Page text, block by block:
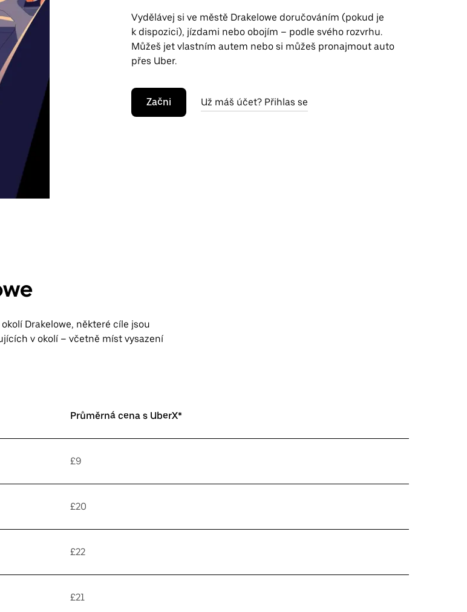
Vydělávej si ve městě Drakelowe doručováním (pokud je
k dispozici), jízdami nebo obojím – podle svého rozvrhu.
Můžeš jet vlastním autem nebo si můžeš pronajmout auto
přes Uber.
Začni Už máš účet? Přihlas se
Drakelowe, některé cíle jsou
v okolí – včetně míst vysazení
Průměrná cena s UberX*
£9
£20
£22
£21